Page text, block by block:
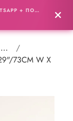
0
...
73CM W X
ПОЛУЧИТЕ ПОДБОРКУ ШАРОВ НА WHATSAPP + ПОДАРОК